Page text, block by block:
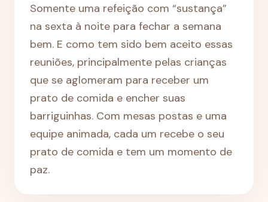
Somente uma refeição com “sustança”
na sexta à noite para fechar a semana
bem. E como tem sido bem aceito essas
reuniões, principalmente pelas crianças
que se aglomeram para receber um
prato de comida e encher suas
barriguinhas. Com mesas postas e uma
equipe animada, cada um recebe o seu
prato de comida e tem um momento de
paz.